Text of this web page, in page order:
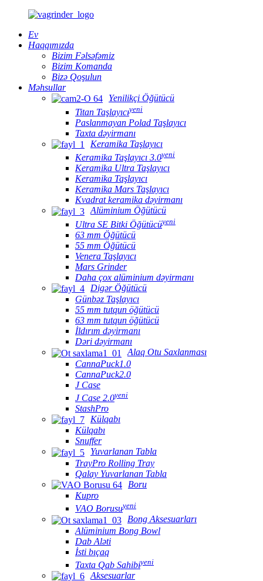
Ev
Haqqımızda
Bizim Fəlsəfəmiz
Bizim Komanda
Bizə Qoşulun
Məhsullar
Yenilikçi Öğütücü
Titan Taşlayıcıyeni
Paslanmayan Polad Taşlayıcı
Taxta dəyirmanı
Keramika Taşlayıcı
Keramika Taşlayıcı 3.0yeni
Keramika Ultra Taşlayıcı
Keramika Taşlayıcı
Keramika Mars Taşlayıcı
Kvadrat keramika dəyirmanı
Alüminium Öğütücü
Ultra SE Bitki Öğütücüyeni
63 mm Öğütücü
55 mm Öğütücü
Venera Taşlayıcı
Mars Grinder
Daha çox alüminium dəyirmanı
Digər Öğütücü
Günbəz Taşlayıcı
55 mm tutqun öğütücü
63 mm tutqun öğütücü
İldırım dəyirmanı
Dəri dəyirmanı
Alaq Otu Saxlanması
CannaPuck1.0
CannaPuck2.0
J Case
J Case 2.0yeni
StashPro
Külqabı
Külqabı
Snuffer
Yuvarlanan Tabla
TrayPro Rolling Tray
Qalay Yuvarlanan Tabla
Boru
Kupro
VAO Borusuyeni
Bong Aksesuarları
Alüminium Bong Bowl
Dab Aləti
İsti bıçaq
Taxta Qab Sahibiyeni
Aksesuarlar